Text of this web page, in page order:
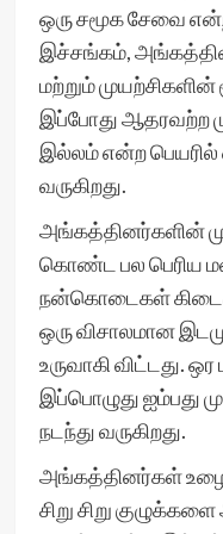
ஒரு சமூக சேவை
இச்சங்கம்,
மற்றும் முயற்சிகளின்
இப்போது ஆதரவற்ற
இல்லம் என்ற பெயரில்
வருகிறது.
அங்கத்தினர்களின்
கொண்ட பல பெரிய
நன்கொடைகள்
ஒரு விசாலமான
உருவாகி விட்டது.
இப்பொழுது ஐம்பது
நடந்து வருகிறது.
அங்கத்தினர்கள்
சிறு சிறு